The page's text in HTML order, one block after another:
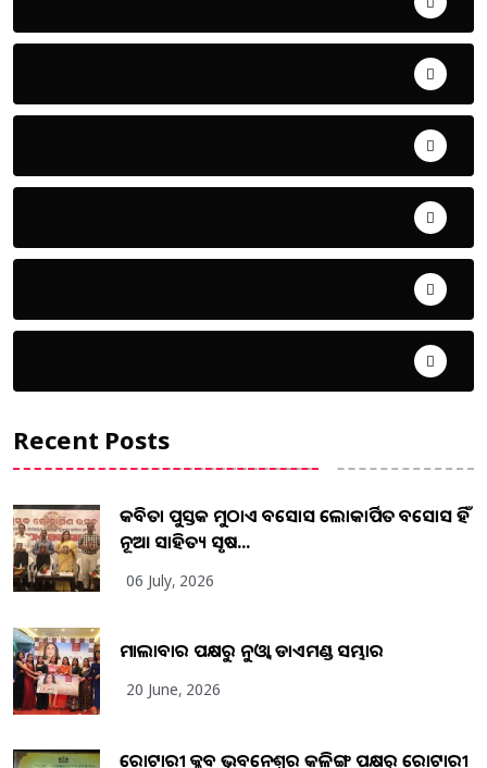
Recent Posts
କବିତା ପୁସ୍ତକ ମୁଠାଏ ଅବସୋସ ଲୋକାର୍ପିତ ଅବସୋସ ହିଁ
ନୂଆ ସାହିତ୍ୟ ସୃଷ...
06 July, 2026
ମାଲାବାର ପକ୍ଷରୁ ନୁଓ୍ବା ଡାଏମଣ୍ଡ ସମ୍ଭାର
20 June, 2026
ରୋଟାରୀ କ୍ଲବ ଭୁବନେଶ୍ୱର କଳିଙ୍ଗ ପକ୍ଷରୁ ରୋଟାରୀ